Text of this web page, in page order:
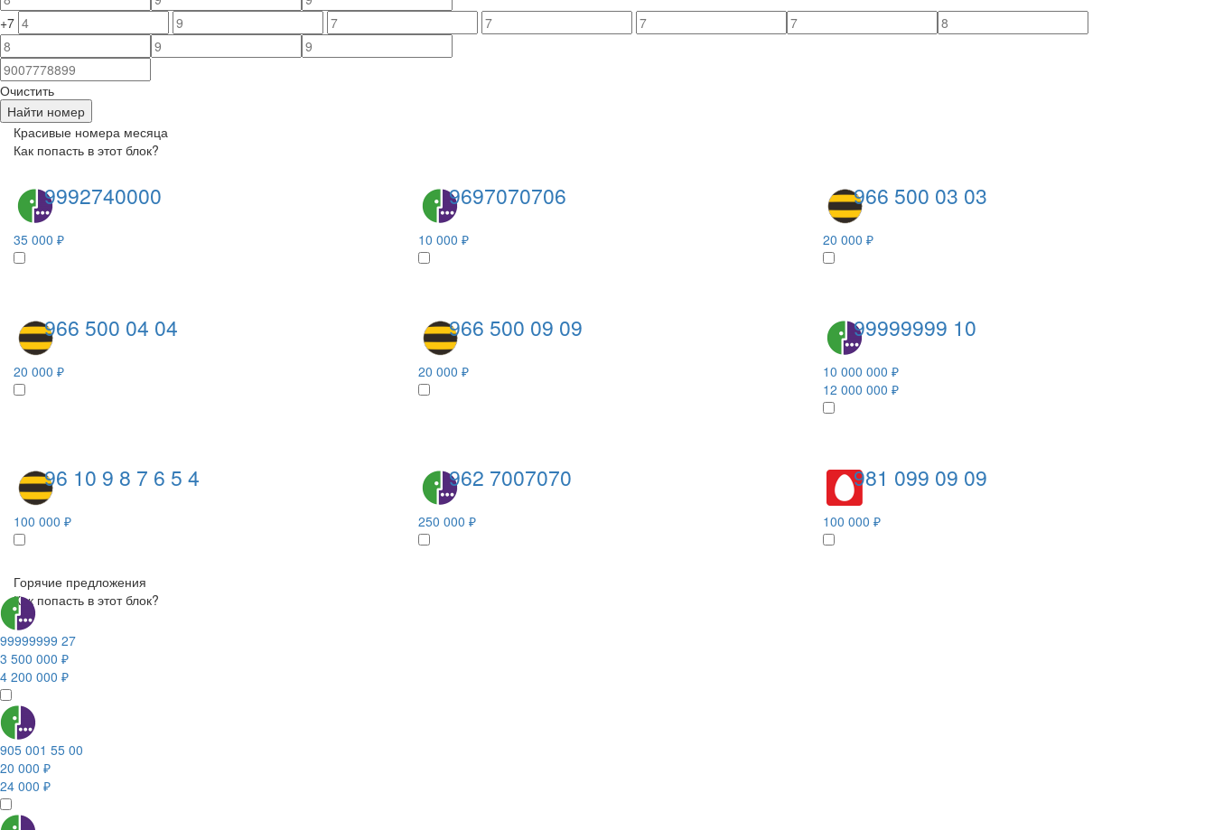
+7
Очистить
Найти номер
Красивые номера месяца
Как попасть в этот блок?
9992740000
35 000 ₽
9697070706
10 000 ₽
966 500 03 03
20 000 ₽
966 500 04 04
20 000 ₽
966 500 09 09
20 000 ₽
99999999 10
10 000 000 ₽
12 000 000 ₽
96 10 9 8 7 6 5 4
100 000 ₽
962 7007070
250 000 ₽
981 099 09 09
100 000 ₽
Горячие предложения
Как попасть в этот блок?
99999999 27
3 500 000 ₽
4 200 000 ₽
905 001 55 00
20 000 ₽
24 000 ₽